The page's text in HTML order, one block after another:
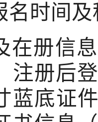
名时间
在册信
注册后
蓝底证